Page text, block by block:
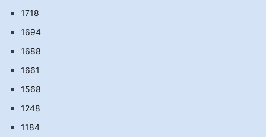
1718
1694
1688
1661
1568
1248
1184